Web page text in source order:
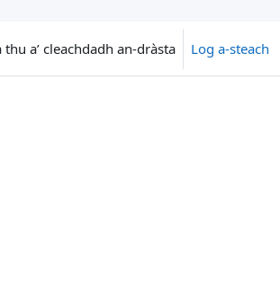
a’ cleachdadh an-dràsta Log a-steach